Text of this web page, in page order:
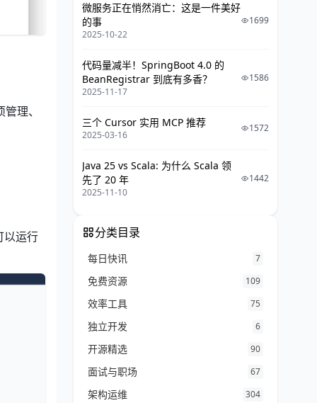
理、
以运行
微服务正在悄然消亡：这是一件美好
的事
2025-10-22
1699
代码量减半！SpringBoot 4.0 的
BeanRegistrar 到底有多香？
2025-11-17
1586
三个 Cursor 实用 MCP 推荐
2025-03-16
1572
Java 25 vs Scala: 为什么 Scala 领
先了 20 年
2025-11-10
1442
分类目录
每日快讯 7
免费资源 109
效率工具 75
独立开发 6
开源精选 90
面试与职场 67
架构运维 304